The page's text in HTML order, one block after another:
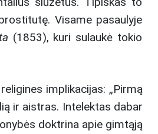
Visame pasaulyje
(1853), kuri sulaukė tokio
implikacijas: „Pirmą
ir aistras. Intelektas dabar
doktrina apie gimtąją